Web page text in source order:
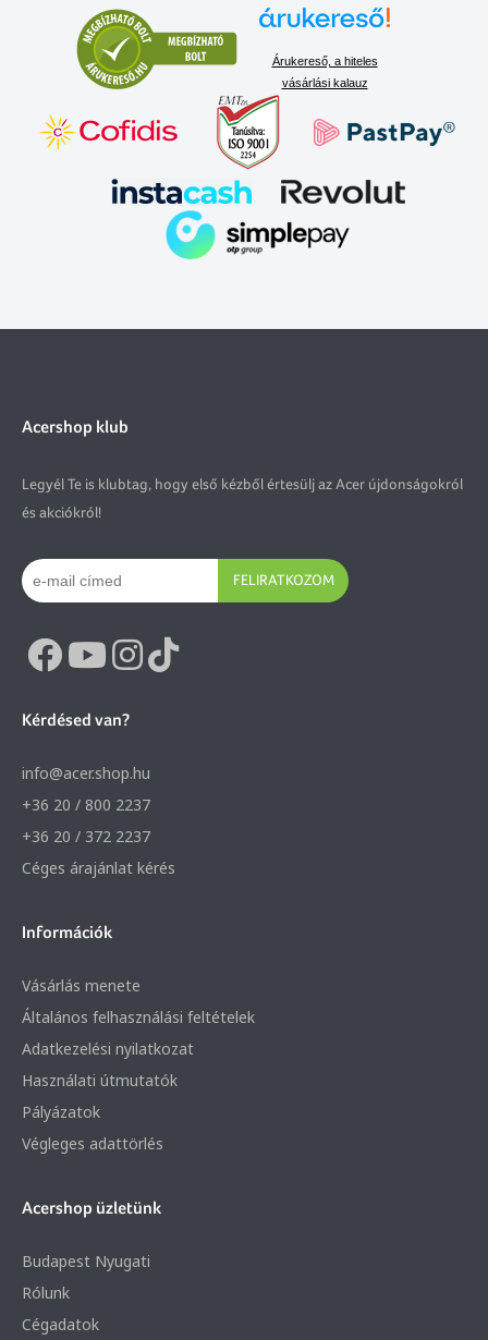
Árukereső, a hiteles
vásárlási kalauz
Acershop klub
Legyél Te is klubtag, hogy első kézből értesülj az Acer újdonságokról
és akciókról!
FELIRATKOZOM
Kérdésed van?
info@acer.shop.hu
+36 20 / 800 2237
+36 20 / 372 2237
Céges árajánlat kérés
Információk
Vásárlás menete
Általános felhasználási feltételek
Adatkezelési nyilatkozat
Használati útmutatók
Pályázatok
Végleges adattörlés
Acershop üzletünk
Budapest Nyugati
Rólunk
Cégadatok